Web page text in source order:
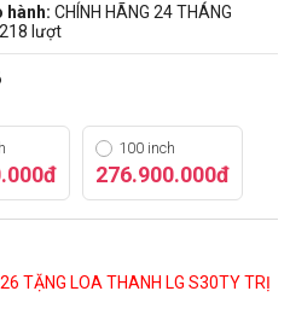
hành: CHÍNH HÃNG 24 THÁNG
218 lượt
100 inch
276.900.000đ
TẶNG LOA THANH LG S30TY TRỊ